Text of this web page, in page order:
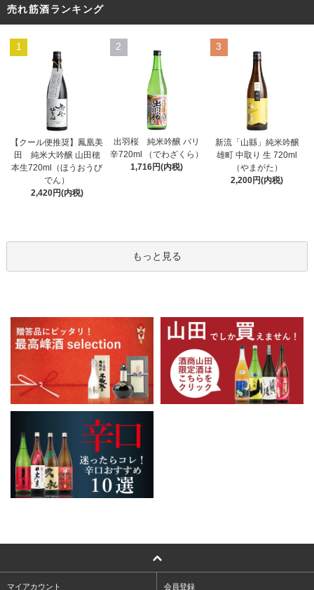
売れ筋酒ランキング
1
【クール便推奨】鳳凰美
田 純米大吟醸 山田穂
本生720ml（ほうおうび
でん）
2,420円(内税)
2
出羽桜 純米吟醸 バリ
辛720ml （でわざくら）
1,716円(内税)
3
新流「山縣」純米吟醸
雄町 中取り 生 720ml
（やまがた）
2,200円(内税)
もっと見る
マイアカウント 会員登録